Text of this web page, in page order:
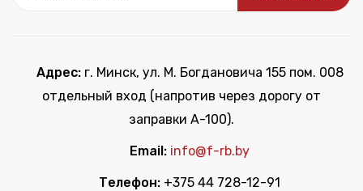
Адрес:г. Минск, ул. М. Богдановича 155 пом. 008
отдельный вход (напротив через дорогу от
заправки А-100).
Email: info@f-rb.by
Телефон: +375 44 728-12-91